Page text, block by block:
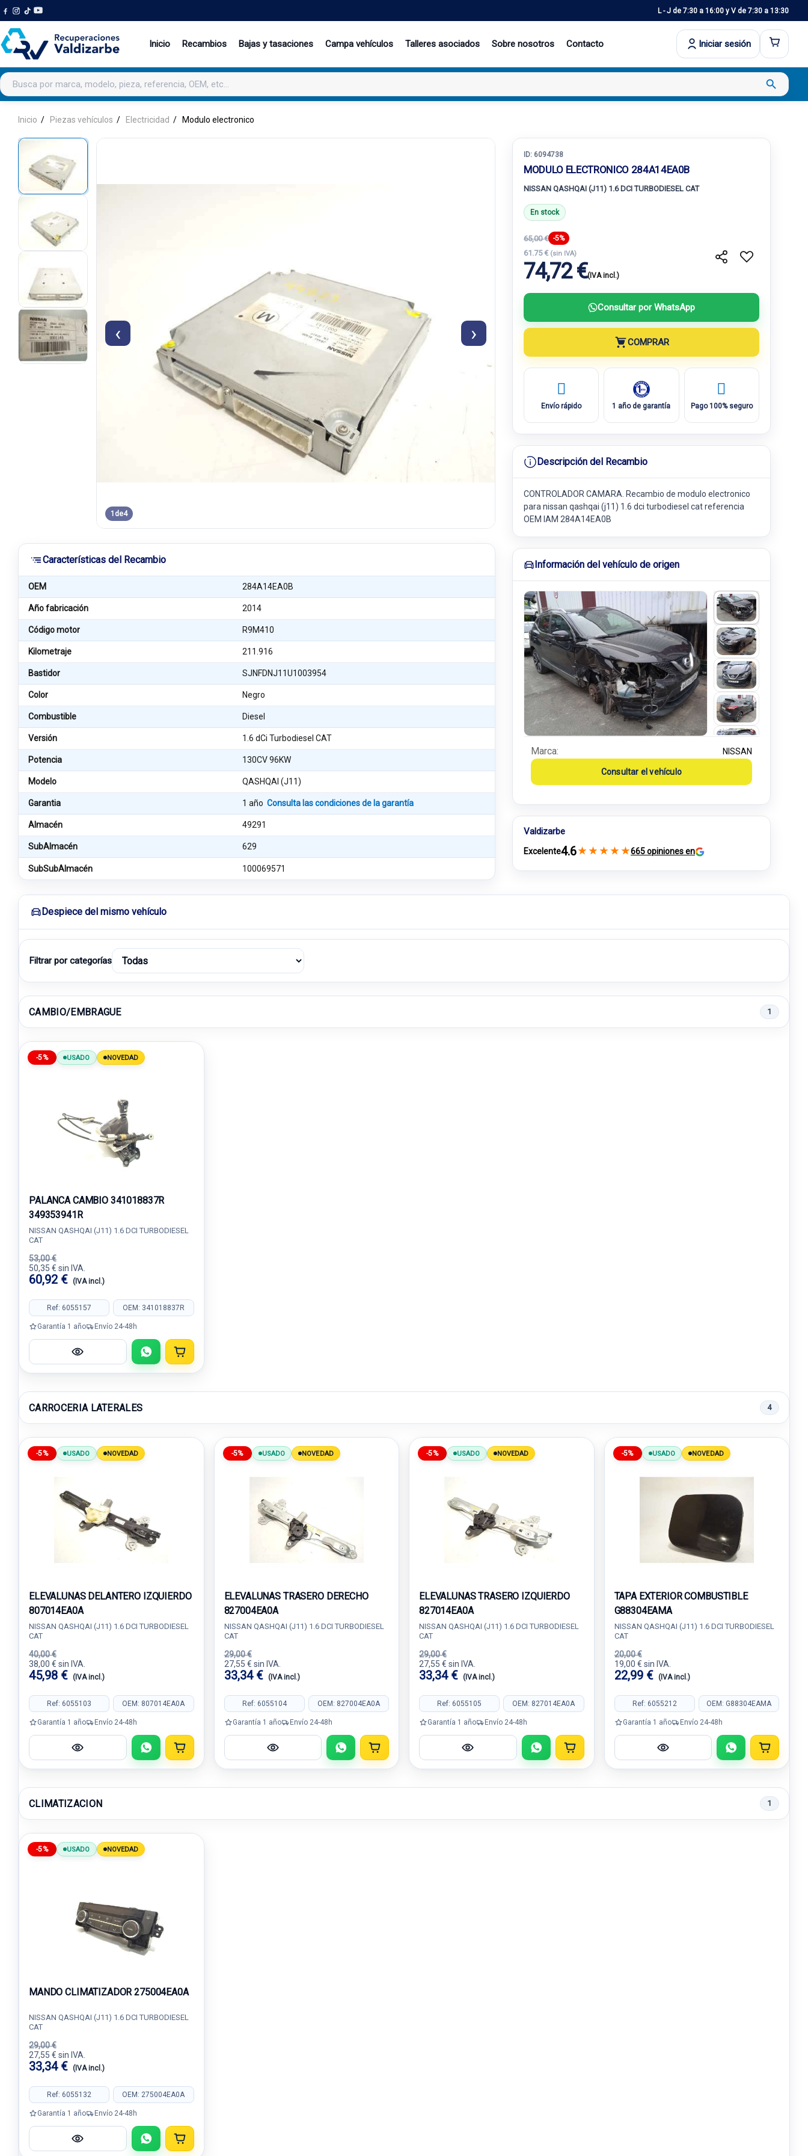
L - J de 7:30 a 16:00 y V de 7:30 a 13:30
Inicio Recambios Bajas y tasaciones Campa vehículos Talleres asociados Sobre nosotros Contacto Iniciar sesión
Buscar productos search
Inicio Piezas vehículos Electricidad Modulo electronico
‹ ›
1 de4
Características del Recambio
OEM 284A14EA0B
Año fabricación 2014
Código motor R9M410
Kilometraje 211.916
Bastidor SJNFDNJ11U1003954
Color Negro
Combustible Diesel
Versión 1.6 dCi Turbodiesel CAT
Potencia 130CV 96KW
Modelo QASHQAI (J11)
Garantia 1 añoConsulta las condiciones de la garantía
Almacén 49291
SubAlmacén 629
SubSubAlmacén 100069571
ID: 6094738
MODULO ELECTRONICO 284A14EA0B
NISSAN QASHQAI (J11) 1.6 DCI TURBODIESEL CAT
En stock
65,00 € -5%
61.75 € (sin IVA)
74,72 €(IVA incl.)
Consultar por WhatsApp
COMPRAR
Envío rápido 1 año de garantía Pago 100% seguro
Descripción del Recambio
CONTROLADOR CAMARA. Recambio de modulo electronico
para nissan qashqai (j11) 1.6 dci turbodiesel cat referencia
OEM IAM 284A14EA0B
Información del vehículo de origen
Marca: NISSAN
Consultar el vehículo
Valdizarbe
Excelente4.6★ ★ ★ ★ ★665 opiniones en
Despiece del mismo vehículo
Filtrar por categorías
CAMBIO/EMBRAGUE 1
-5% USADO NOVEDAD
PALANCA CAMBIO 341018837R
349353941R
NISSAN QASHQAI (J11) 1.6 DCI TURBODIESEL
CAT
53,00 €
50,35 € sin IVA.
60,92 € (IVA incl.)
Ref: 6055157 OEM: 341018837R
Garantía 1 año Envío 24-48h
CARROCERIA LATERALES 4
-5% USADO NOVEDAD
ELEVALUNAS DELANTERO IZQUIERDO
807014EA0A
NISSAN QASHQAI (J11) 1.6 DCI TURBODIESEL
CAT
40,00 €
38,00 € sin IVA.
45,98 € (IVA incl.)
Ref: 6055103 OEM: 807014EA0A
Garantía 1 año Envío 24-48h
-5% USADO NOVEDAD
ELEVALUNAS TRASERO DERECHO
827004EA0A
NISSAN QASHQAI (J11) 1.6 DCI TURBODIESEL
CAT
29,00 €
27,55 € sin IVA.
33,34 € (IVA incl.)
Ref: 6055104 OEM: 827004EA0A
Garantía 1 año Envío 24-48h
-5% USADO NOVEDAD
ELEVALUNAS TRASERO IZQUIERDO
827014EA0A
NISSAN QASHQAI (J11) 1.6 DCI TURBODIESEL
CAT
29,00 €
27,55 € sin IVA.
33,34 € (IVA incl.)
Ref: 6055105 OEM: 827014EA0A
Garantía 1 año Envío 24-48h
-5% USADO NOVEDAD
TAPA EXTERIOR COMBUSTIBLE
G88304EAMA
NISSAN QASHQAI (J11) 1.6 DCI TURBODIESEL
CAT
20,00 €
19,00 € sin IVA.
22,99 € (IVA incl.)
Ref: 6055212 OEM: G88304EAMA
Garantía 1 año Envío 24-48h
CLIMATIZACION 1
-5% USADO NOVEDAD
MANDO CLIMATIZADOR 275004EA0A
NISSAN QASHQAI (J11) 1.6 DCI TURBODIESEL
CAT
29,00 €
27,55 € sin IVA.
33,34 € (IVA incl.)
Ref: 6055132 OEM: 275004EA0A
Garantía 1 año Envío 24-48h